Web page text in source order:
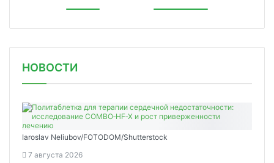
НОВОСТИ
Iaroslav Neliubov/FOTODOM/Shutterstoсk
7 августа 2026